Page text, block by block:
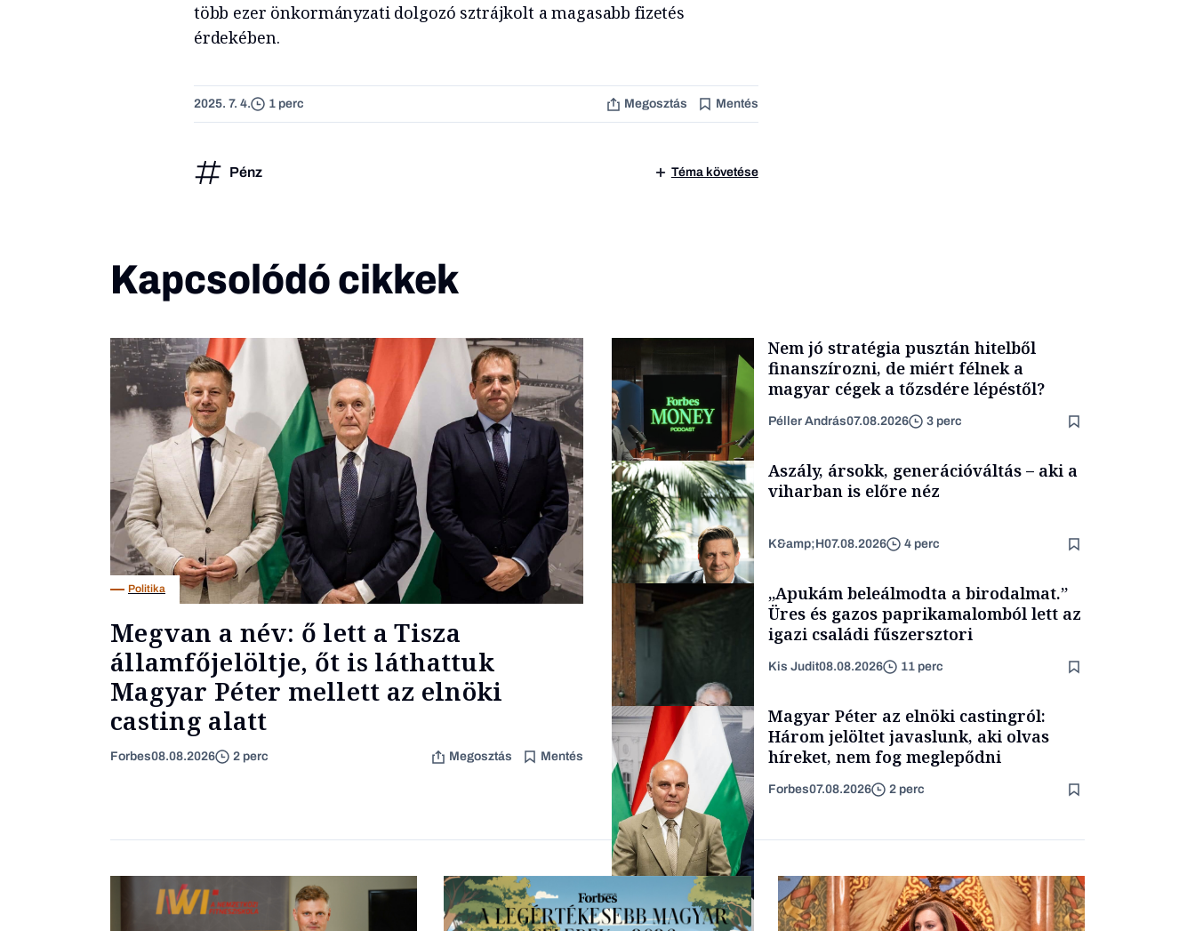
több ezer önkormányzati dolgozó sztrájkolt a magasabb fizetés
érdekében.
2025. 7. 4. 1 perc Megosztás Mentés
Pénz Téma követése
Kapcsolódó cikkek
Politika
Megvan a név: ő lett a Tisza
államfőjelöltje, őt is láthattuk
Magyar Péter mellett az elnöki
casting alatt
Forbes08.08.2026 2 perc Megosztás Mentés
Podcast
Nem jó stratégia pusztán hitelből
finanszírozni, de miért félnek a
magyar cégek a tőzsdére lépéstől?
Péller András07.08.2026 3 perc
TÁMOGATÓI
TARTALOM
Aszály, ársokk, generációváltás – aki a
viharban is előre néz
K&amp;H07.08.2026 4 perc
Családi vállalkozások
„Apukám beleálmodta a birodalmat.”
Üres és gazos paprikamalomból lett az
igazi családi fűszersztori
Kis Judit08.08.2026 11 perc
Magyar Péter az elnöki castingról:
Három jelöltet javaslunk, aki olvas
híreket, nem fog meglepődni
Forbes07.08.2026 2 perc